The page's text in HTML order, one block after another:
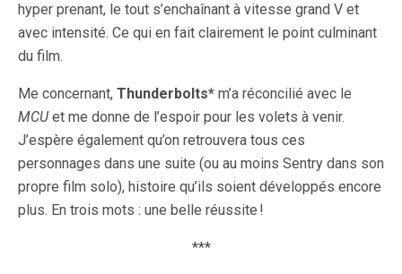
hyper prenant, le tout s’enchaînant à vitesse grand V et
avec intensité. Ce qui en fait clairement le point culminant
du film.
Me concernant, Thunderbolts* m’a réconcilié avec le
MCUet me donne de l’espoir pour les volets à venir.
J’espère également qu’on retrouvera tous ces
personnages dans une suite (ou au moins Sentry dans son
propre film solo), histoire qu’ils soient développés encore
plus. En trois mots : une belle réussite !
***